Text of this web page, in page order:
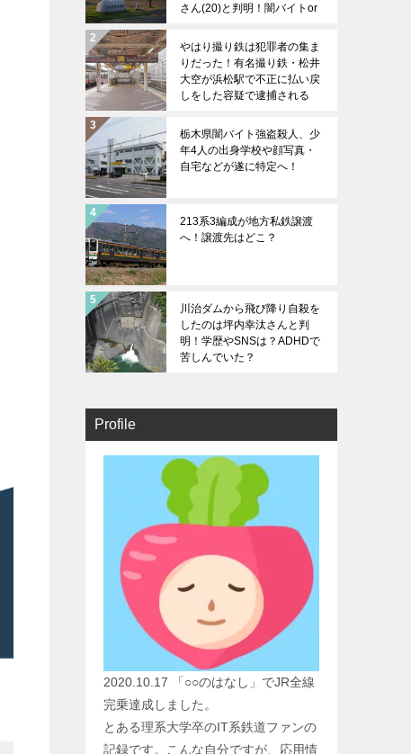
さん(20)と判明！闇バイトor
やはり撮り鉄は犯罪者の集ま
りだった！有名撮り鉄・松井
大空が浜松駅で不正に払い戻
しをした容疑で逮捕される
栃木県闇バイト強盗殺人、少
年4人の出身学校や顔写真・
自宅などが遂に特定へ！
213系3編成が地方私鉄譲渡
へ！譲渡先はどこ？
川治ダムから飛び降り自殺を
したのは坪内幸汰さんと判
明！学歴やSNSは？ADHDで
苦しんでいた？
Profile
2020.10.17 「○○のはなし」でJR全線
完乗達成しました。
とある理系大学卒のIT系鉄道ファンの
記録です。こんな自分ですが、応用情